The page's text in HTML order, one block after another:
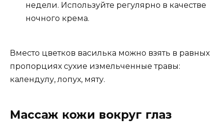
недели. Используйте регулярно в качестве
ночного крема.
Вместо цветков василька можно взять в равных
пропорциях сухие измельченные травы:
календулу, лопух, мяту.
Массаж кожи вокруг глаз